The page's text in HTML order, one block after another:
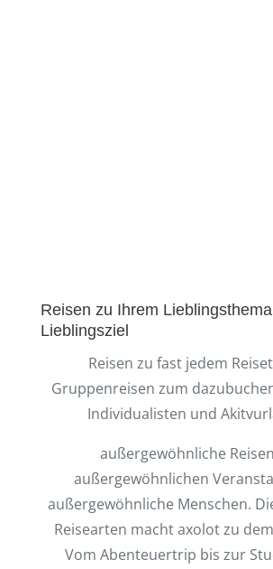
Reisen zu Ihrem
Lieblingsziel
Reisen zu fast jedem
Gruppenreisen zum
Individualisten und
außergewöhnliche
außergewöhnlichen
außergewöhnliche Menschen.
Reisearten macht axolot zu
Vom Abenteuertrip bis zur